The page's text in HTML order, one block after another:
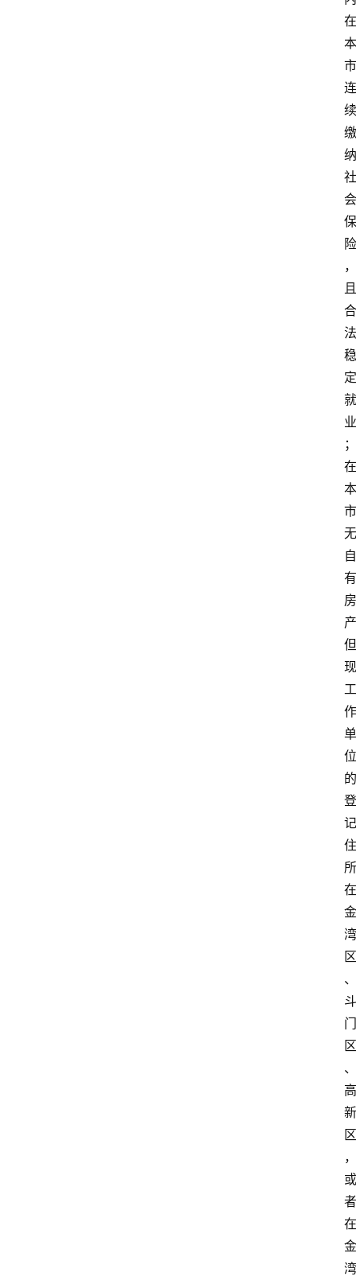
在
本
市
连
续
缴
纳
社
会
保
险
，
且
合
法
稳
定
就
业
；
在
本
市
无
自
有
房
产
但
现
工
作
单
位
的
登
记
住
所
在
金
湾
区
、
斗
门
区
、
高
新
区
，
或
者
在
金
湾